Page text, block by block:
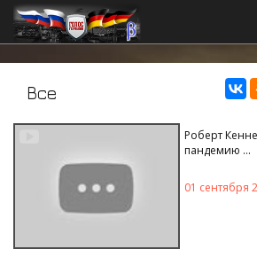
элиты____________________--
Все
Роберт
пандемию ...
01 сентября